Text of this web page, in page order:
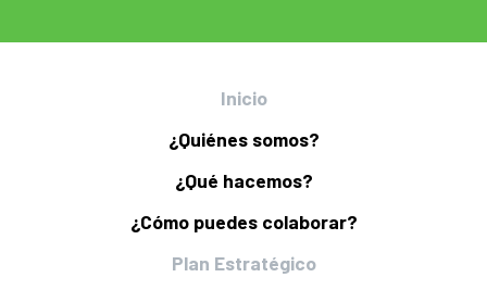
Inicio
¿Quiénes somos?
¿Qué hacemos?
¿Cómo puedes colaborar?
Plan Estratégico